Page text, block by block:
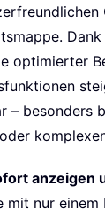
optimierter
– besonders
anzeigen
mit nur einem